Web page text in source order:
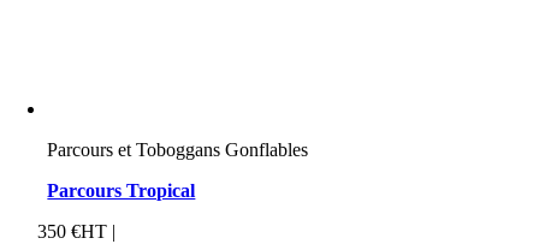
Parcours et Toboggans Gonflables
Parcours Tropical
350 €HT |